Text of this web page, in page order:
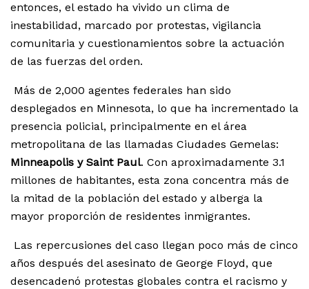
entonces, el estado ha vivido un clima de
inestabilidad, marcado por protestas, vigilancia
comunitaria y cuestionamientos sobre la actuación
de las fuerzas del orden.
Más de 2,000 agentes federales han sido
desplegados en Minnesota, lo que ha incrementado la
presencia policial, principalmente en el área
metropolitana de las llamadas Ciudades Gemelas:
Minneapolis y Saint Paul. Con aproximadamente 3.1
millones de habitantes, esta zona concentra más de
la mitad de la población del estado y alberga la
mayor proporción de residentes inmigrantes.
Las repercusiones del caso llegan poco más de cinco
años después del asesinato de George Floyd, que
desencadenó protestas globales contra el racismo y